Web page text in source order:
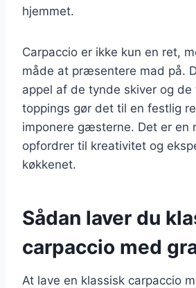
hjemmet.
Carpaccio er ikke kun en ret,
måde at præsentere mad på.
appel af de tynde skiver og de
toppings gør det til en festlig
imponere gæsterne. Det er en
opfordrer til kreativitet og
køkkenet.
Sådan laver du
carpaccio med
At lave en klassisk carpaccio